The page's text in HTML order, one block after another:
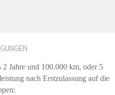
Jahre und 100.000 km, oder 5
nach Erstzulassung auf die